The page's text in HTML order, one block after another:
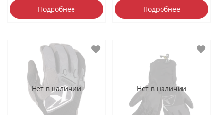
Подробнее Подробнее
Нет в наличии Нет в наличии